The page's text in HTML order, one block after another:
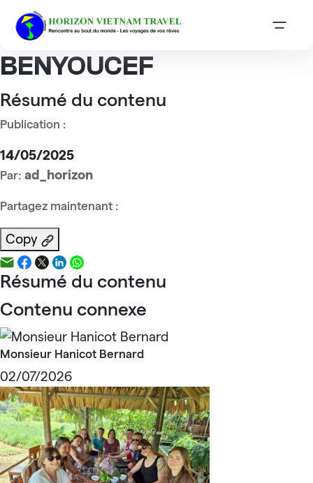
Accueil
Madame Chantal
BENYOUCEF
Résumé du contenu
Publication :
14/05/2025
Par: ad_horizon
Partagez maintenant :
Copy
Résumé du contenu
Contenu connexe
Monsieur Hanicot Bernard
02/07/2026